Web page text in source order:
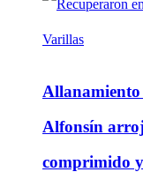
Alfonsín
comprimido